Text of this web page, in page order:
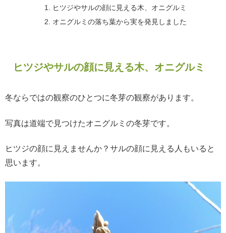
ヒツジやサルの顔に見える木、オニグルミ
オニグルミの落ち葉から実を発見しました
ヒツジやサルの顔に見える木、オニグルミ
冬ならではの観察のひとつに冬芽の観察があります。
写真は道端で見つけたオニグルミの冬芽です。
ヒツジの顔に見えませんか？サルの顔に見える人もいると
思います。